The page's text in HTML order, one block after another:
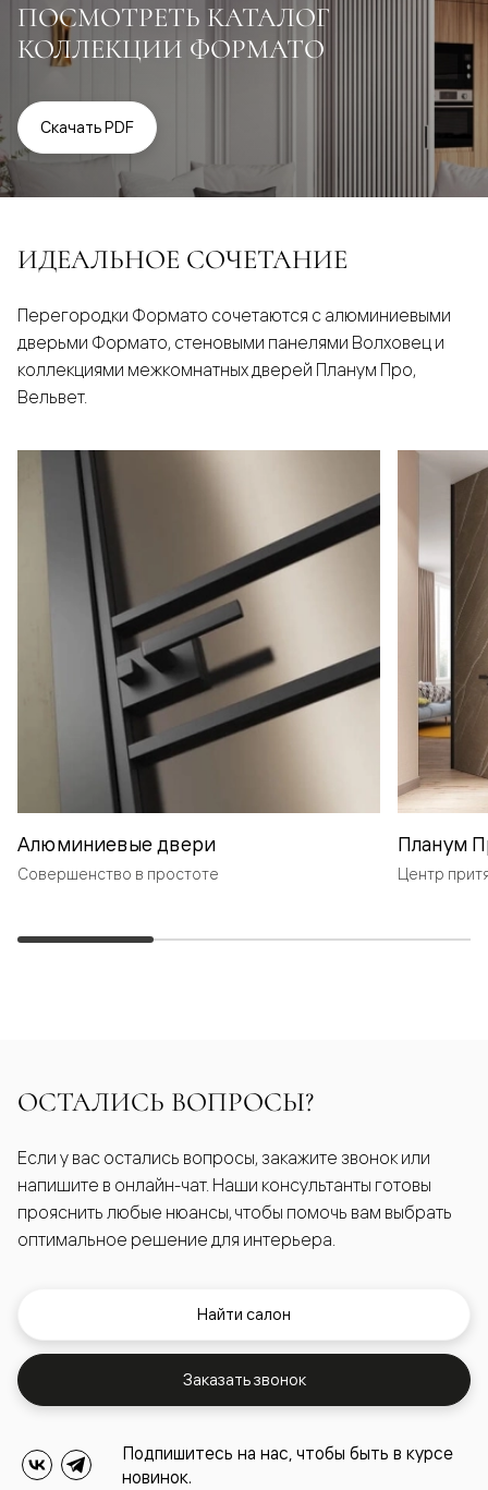
ПОСМОТРЕТЬ КАТАЛОГ
КОЛЛЕКЦИИ ФОРМАТО
Скачать PDF
ИДЕАЛЬНОЕ СОЧЕТАНИЕ
Перегородки Формато сочетаются с алюминиевыми
дверьми Формато, стеновыми панелями Волховец и
коллекциями межкомнатных дверей Планум Про,
Вельвет.
Алюминиевые двери
Совершенство в простоте
Планум
Центр
ОСТАЛИСЬ ВОПРОСЫ?
Если у вас остались вопросы, закажите звонок или
напишите в онлайн-чат. Наши консультанты готовы
прояснить любые нюансы, чтобы помочь вам выбрать
оптимальное решение для интерьера.
Найти салон
Заказать звонок
Подпишитесь на нас, чтобы быть в курсе
новинок.